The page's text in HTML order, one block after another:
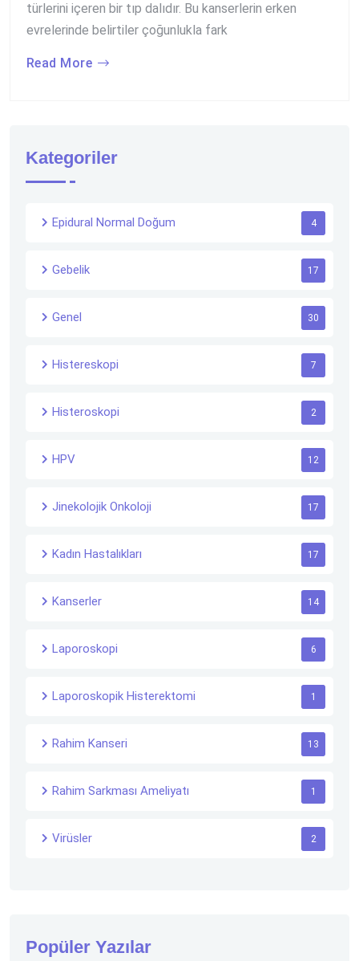
türlerini içeren bir tıp dalıdır. Bu kanserlerin erken
evrelerinde belirtiler çoğunlukla fark
Read More
Kategoriler
Epidural Normal Doğum 4
Gebelik 17
Genel 30
Histereskopi 7
Histeroskopi 2
HPV 12
Jinekolojik Onkoloji 17
Kadın Hastalıkları 17
Kanserler 14
Laporoskopi 6
Laporoskopik Histerektomi 1
Rahim Kanseri 13
Rahim Sarkması Ameliyatı 1
Virüsler 2
Popüler Yazılar